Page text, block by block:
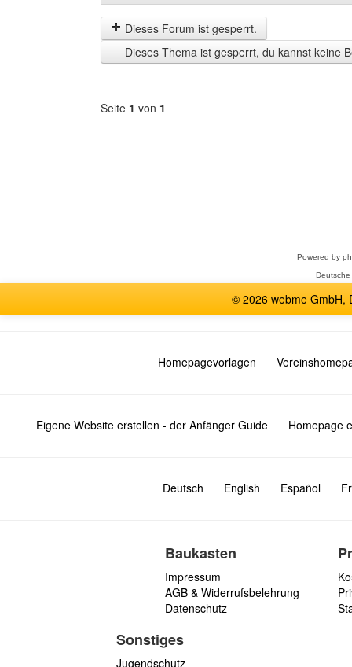
der
letzten
Zeit
anzeigen
by
Dieses Forum ist gesperrt.
Dieses Thema ist gesperrt, du kannst keine
Seite 1 von 1
Powered by
© 2026 webme GmbH,
Homepagevorlagen
Eigene Website erstellen - der Anfänger Guide Homepage
Deutsch English Español
Baukasten
Impressum
AGB & Widerrufsbelehrung
Datenschutz
Sonstiges
Jugendschutz